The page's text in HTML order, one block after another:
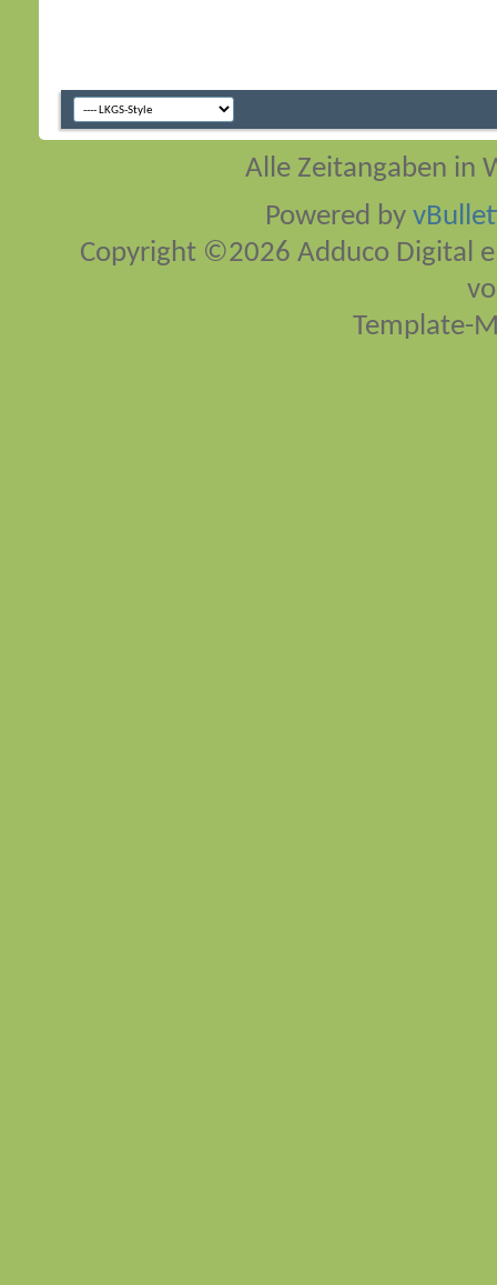
Alle Zeitangaben in
Powered by
Copyright ©2026 Adduco Digital
Template-